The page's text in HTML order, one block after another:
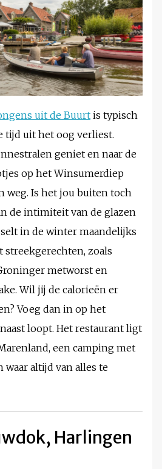
uit de Buurtis typisch
tijd uit het oog verliest.
geniet en naar de
op het Winsumerdiep
weg. Is het jou buiten toch
de intimiteit van de glazen
in de winter maandelijks
streekgerechten, zoals
metworst en
Wil jij de calorieën er
Voeg dan in op het
loopt. Het restaurant ligt
een camping met
altijd van alles te
Harlingen